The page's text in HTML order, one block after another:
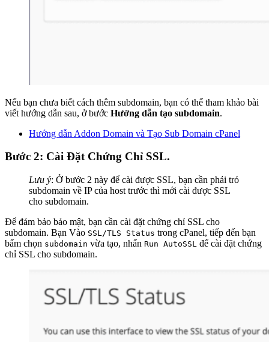
Nếu bạn chưa biết cách thêm subdomain, bạn có thể tham khảo bài
viết hướng dẫn sau, ở bước Hướng dẫn tạo subdomain.
Hướng dẫn Addon Domain và Tạo Sub Domain cPanel
Bước 2: Cài Đặt Chứng Chỉ SSL.
Lưu ý: Ở bước 2 này để cài được SSL, bạn cần phải trỏ
subdomain về IP của host trước thì mới cài được SSL
cho subdomain.
Để đảm bảo bảo mật, bạn cần cài đặt chứng chỉ SSL cho
subdomain. Bạn Vào SSL/TLS Status trong cPanel, tiếp đến bạn
bấm chọn subdomain vừa tạo, nhấn Run AutoSSL để cài đặt chứng
chỉ SSL cho subdomain.